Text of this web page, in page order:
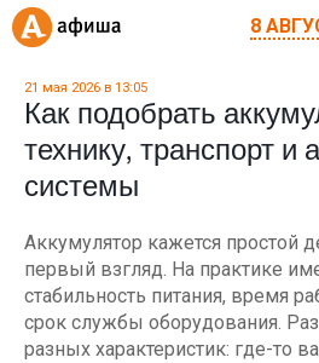
8
21 мая 2026 в 13:05
Как подобрать
технику, транспорт и
системы
Аккумулятор кажется простой
первый взгляд. На практике
стабильность питания, время
срок службы оборудования.
разных характеристик: где-то